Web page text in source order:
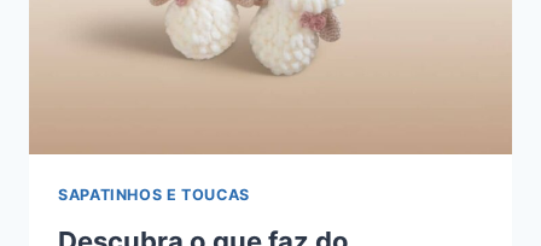
SAPATINHOS E TOUCAS